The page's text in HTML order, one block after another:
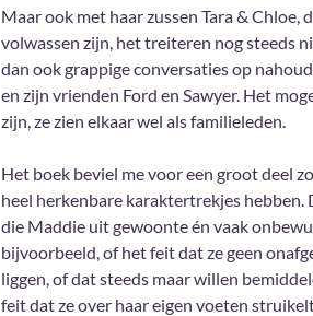
Maar ook met haar zussen Tara & Chloe,
volwassen zijn, het treiteren nog steeds
dan ook grappige conversaties op
en zijn vrienden Ford en Sawyer. Het
zijn, ze zien elkaar wel als familieleden.
Het boek beviel me voor een groot deel
heel herkenbare karaktertrekjes hebben.
die Maddie uit gewoonte én vaak
bijvoorbeeld, of het feit dat ze geen
liggen, of dat steeds maar willen
feit dat ze over haar eigen voeten